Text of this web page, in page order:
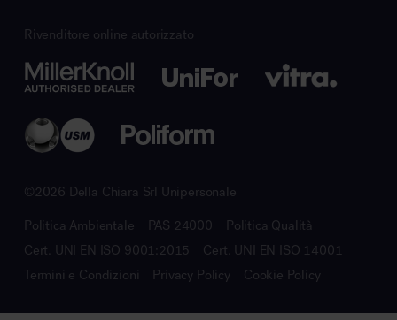
Rivenditore online autorizzato
©2026 Della Chiara Srl Unipersonale
Politica Ambientale PAS 24000
Politica Qualità
Cert. UNI EN ISO 9001:2015
Cert. UNI EN ISO 14001
Termini e Condizioni
Privacy Policy Cookie Policy